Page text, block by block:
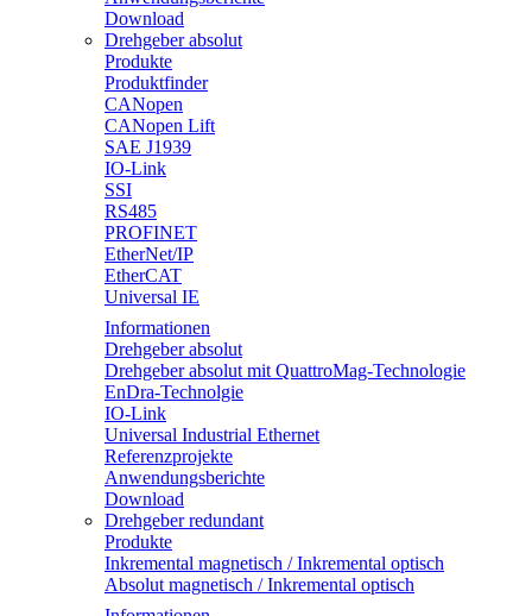
Download
Drehgeber absolut
Produkte
Produktfinder
CANopen
CANopen Lift
SAE J1939
IO-Link
SSI
RS485
PROFINET
EtherNet/IP
EtherCAT
Universal IE
Informationen
Drehgeber absolut
Drehgeber absolut mit QuattroMag-Technologie
EnDra-Technolgie
IO-Link
Universal Industrial Ethernet
Referenzprojekte
Anwendungsberichte
Download
Drehgeber redundant
Produkte
Inkremental magnetisch / Inkremental optisch
Absolut magnetisch / Inkremental optisch